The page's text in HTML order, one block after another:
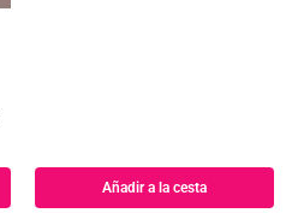
Añadir a la cesta